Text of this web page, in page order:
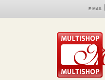
E-MAIL